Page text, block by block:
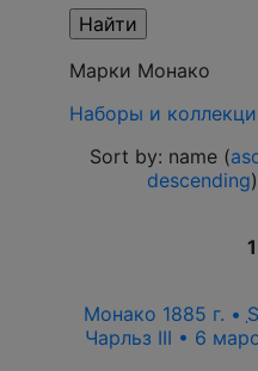
Марки Монако
Наборы и
Sort by: name (
descending
1
Монако 1885 г. •
Чарльз III • 6